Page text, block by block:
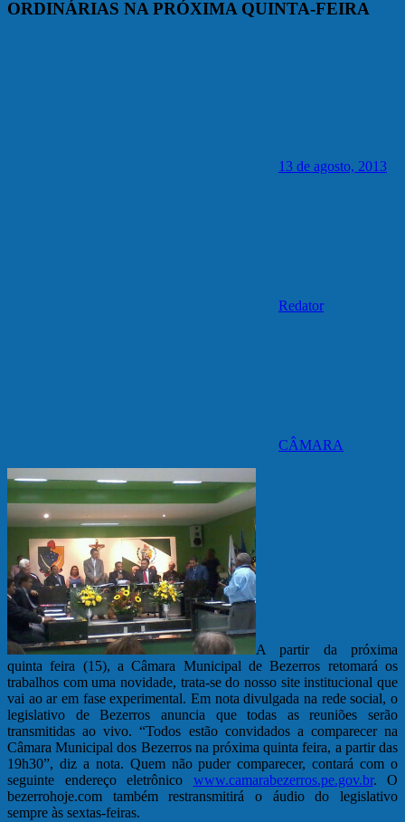
ORDINÁRIAS NA PRÓXIMA QUINTA-FEIRA
13 de agosto, 2013
Redator
CÂMARA
A partir da próxima
quinta feira (15), a Câmara Municipal de Bezerros retomará os
trabalhos com uma novidade, trata-se do nosso site institucional que
vai ao ar em fase experimental. Em nota divulgada na rede social, o
legislativo de Bezerros anuncia que todas as reuniões serão
transmitidas ao vivo. “Todos estão convidados a comparecer na
Câmara Municipal dos Bezerros na próxima quinta feira, a partir das
19h30”, diz a nota. Quem não puder comparecer, contará com o
seguinte endereço eletrônico www.camarabezerros.pe.gov.br. O
bezerrohoje.com também restransmitirá o áudio do legislativo
sempre às sextas-feiras.